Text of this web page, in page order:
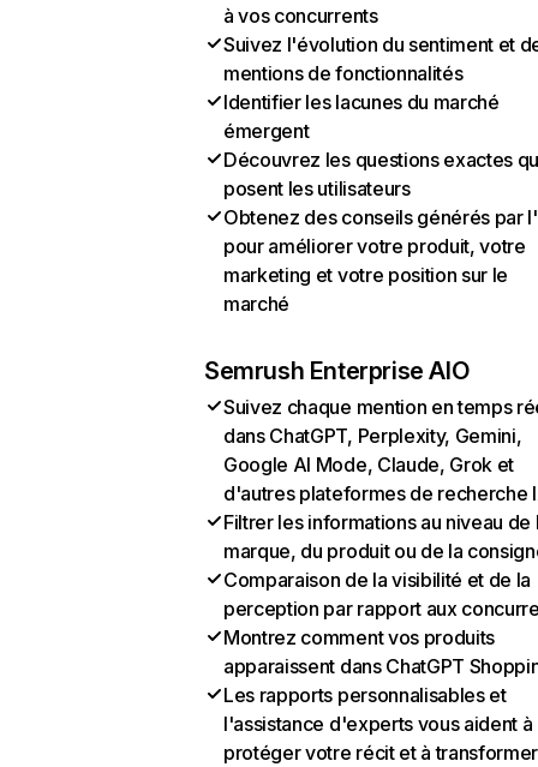
à vos concurrents
Suivez l'évolution du sentiment et
mentions de fonctionnalités
Identifier les lacunes du marché
émergent
Découvrez les questions exactes
posent les utilisateurs
Obtenez des conseils générés par
pour améliorer votre produit, votre
marketing et votre position sur le
marché
Semrush Enterprise AIO
Suivez chaque mention en temps
dans ChatGPT, Perplexity, Gemini,
Google AI Mode, Claude, Grok et
d'autres plateformes de recherche
Filtrer les informations au niveau de
marque, du produit ou de la
Comparaison de la visibilité et de la
perception par rapport aux
Montrez comment vos produits
apparaissent dans ChatGPT
Les rapports personnalisables et
l'assistance d'experts vous aident à
protéger votre récit et à